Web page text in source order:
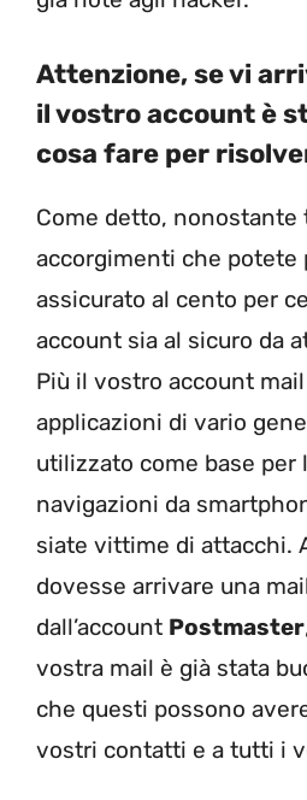
Attenzione, se vi
il vostro account è
cosa fare per
Come detto, nonostante
accorgimenti che potete
assicurato al cento per
account sia al sicuro da
Più il vostro account
applicazioni di vario
utilizzato come base per
navigazioni da
siate vittime di attacchi.
dovesse arrivare una
dall’account Postmaster
vostra mail è già stata
che questi possono
vostri contatti e a tutti i